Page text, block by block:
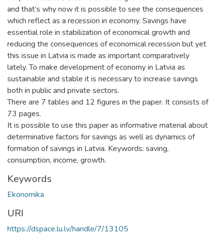
and that’s why now it is possible to see the consequences
which reflect as a recession in economy. Savings have
essential role in stabilization of economical growth and
reducing the consequences of economical recession but yet
this issue in Latvia is made as important comparatively
lately. To make development of economy in Latvia as
sustainable and stable it is necessary to increase savings
both in public and private sectors.
There are 7 tables and 12 figures in the paper. It consists of
73 pages.
It is possible to use this paper as informative material about
determinative factors for savings as well as dynamics of
formation of savings in Latvia. Keywords: saving,
consumption, income, growth.
Keywords
Ekonomika
URI
https://dspace.lu.lv/handle/7/13105